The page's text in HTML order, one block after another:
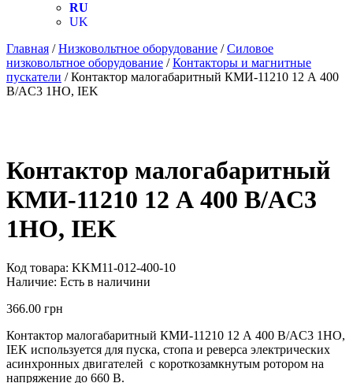
RU
UK
Главная /Низковольтное оборудование /Силовое
низковольтное оборудование /Контакторы и магнитные
пускатели / Контактор малогабаритный КМИ-11210 12 А 400
В/AC3 1НО, IEK
Контактор малогабаритный
КМИ-11210 12 А 400 В/AC3
1НО, IEK
Код товара: KKM11-012-400-10
Наличие: Есть в наличини
366.00 грн
Контактор малогабаритный КМИ-11210 12 А 400 В/AC3 1НО,
IEK используется для пуска, стопа и реверса электрических
асинхронных двигателей с короткозамкнутым ротором на
напряжение до 660 В.